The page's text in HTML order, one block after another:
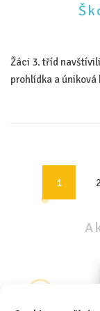
Žáci 3. tříd
prohlídka a
1
2